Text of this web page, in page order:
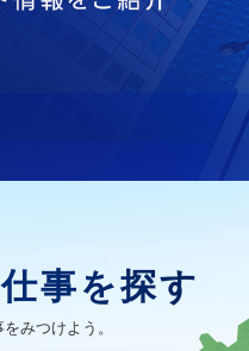
事を探す
みつけよう。